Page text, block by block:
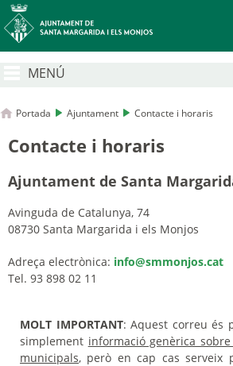
MENÚ
Portada Ajuntament Contacte i horaris
Contacte i horaris
Ajuntament de Santa
Avinguda de Catalunya, 74
08730 Santa Margarida i els Monjos
Adreça electrònica: info@smmonjos.cat
Tel. 93 898 02 11
MOLT IMPORTANT: Aquest correu és
simplement informació genèrica
municipals, però en cap cas serveix